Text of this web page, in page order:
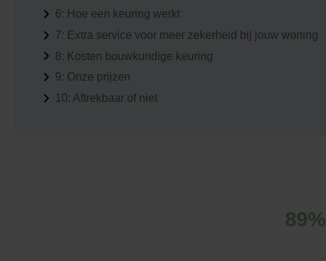
6: Hoe een keuring werkt
7: Extra service voor meer zekerheid bij jouw woning
8: Kosten bouwkundige keuring
9: Onze prijzen
10: Aftrekbaar of niet
89%